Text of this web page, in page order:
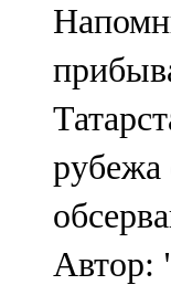
107,0
Яр
105,5
рубежа
Автор: